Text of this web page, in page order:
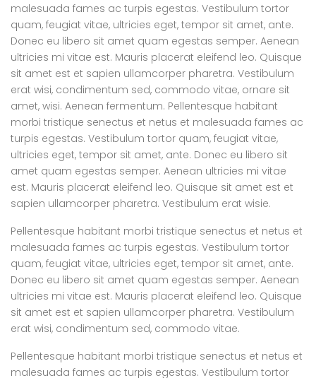
malesuada fames ac turpis egestas. Vestibulum tortor
quam, feugiat vitae, ultricies eget, tempor sit amet, ante.
Donec eu libero sit amet quam egestas semper. Aenean
ultricies mi vitae est. Mauris placerat eleifend leo. Quisque
sit amet est et sapien ullamcorper pharetra. Vestibulum
erat wisi, condimentum sed, commodo vitae, ornare sit
amet, wisi. Aenean fermentum. Pellentesque habitant
morbi tristique senectus et netus et malesuada fames ac
turpis egestas. Vestibulum tortor quam, feugiat vitae,
ultricies eget, tempor sit amet, ante. Donec eu libero sit
amet quam egestas semper. Aenean ultricies mi vitae
est. Mauris placerat eleifend leo. Quisque sit amet est et
sapien ullamcorper pharetra. Vestibulum erat wisie.
Pellentesque habitant morbi tristique senectus et netus et
malesuada fames ac turpis egestas. Vestibulum tortor
quam, feugiat vitae, ultricies eget, tempor sit amet, ante.
Donec eu libero sit amet quam egestas semper. Aenean
ultricies mi vitae est. Mauris placerat eleifend leo. Quisque
sit amet est et sapien ullamcorper pharetra. Vestibulum
erat wisi, condimentum sed, commodo vitae.
Pellentesque habitant morbi tristique senectus et netus et
malesuada fames ac turpis egestas. Vestibulum tortor